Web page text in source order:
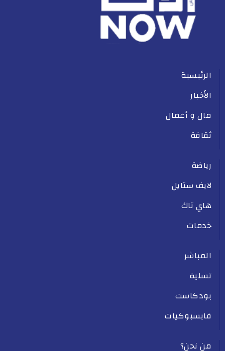
الرئيسية
الأخبار
مال و أعمال
ثقافة
رياضة
لايف ستايل
هاي تاك
خدمات
المباشر
تسلية
بودكاست
فايسبوكيات
من نحن؟